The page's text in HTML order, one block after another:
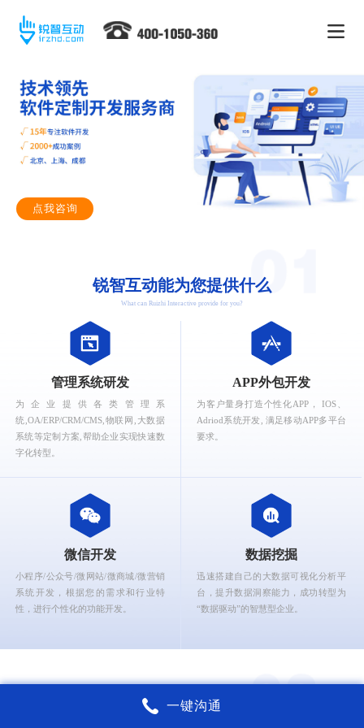
点我咨询
锐智互动能为您提供什么
What can Ruizhi Interactive provide for you?
管理系统研发
为企业提供各类管理系
统,OA/ERP/CRM/CMS,物联网,大数据
系统等定制方案,帮助企业实现快速数
字化转型。
APP外包开发
为客户量身打造个性化APP， IOS、
Adriod系统开发, 满足移动APP多平台
要求。
微信开发
小程序/公众号/微网站/微商城/微营销
系统开发，根据您的需求和行业特
性，进行个性化的功能开发。
数据挖掘
迅速搭建自己的大数据可视化分析平
台，提升数据洞察能力，成功转型为
“数据驱动”的智慧型企业。
锐智互动核心能力
一键沟通